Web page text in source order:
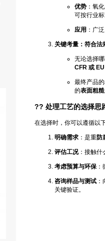
优势 ：氧
可按行业
应用 ：广
关键考量：符合法
无论选择
CFR 或
最终产品的
的表面粗
?? 处理工艺的选择思
在选择时，你可以遵循以
明确需求 ：是重防
评估工况：接触什
考虑预算与环保
咨询样品与测试
关键验证。